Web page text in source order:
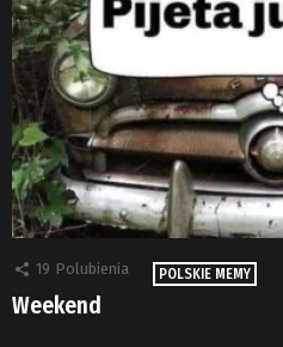
19 Polubienia POLSKIE MEMY
Weekend